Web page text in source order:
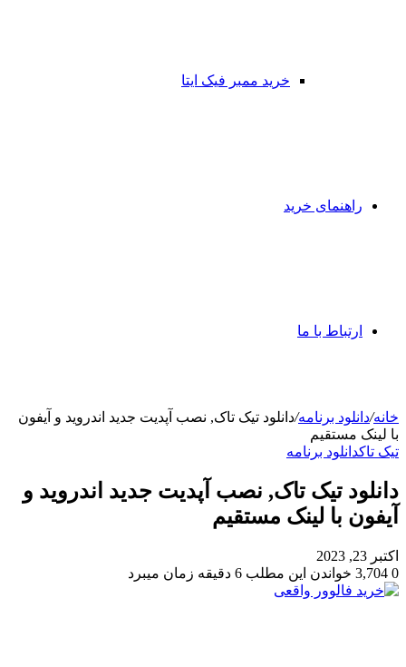
خرید ممبر فیک ایتا
راهنمای خرید
ارتباط با ما
خانه/دانلود برنامه/دانلود تیک تاک, نصب آپدیت جدید اندروید و آیفون
با لینک مستقیم
تیک تاکدانلود برنامه
دانلود تیک تاک, نصب آپدیت جدید اندروید و
آیفون با لینک مستقیم
اکتبر 23, 2023
0
خواندن این مطلب 6 دقیقه زمان میبرد